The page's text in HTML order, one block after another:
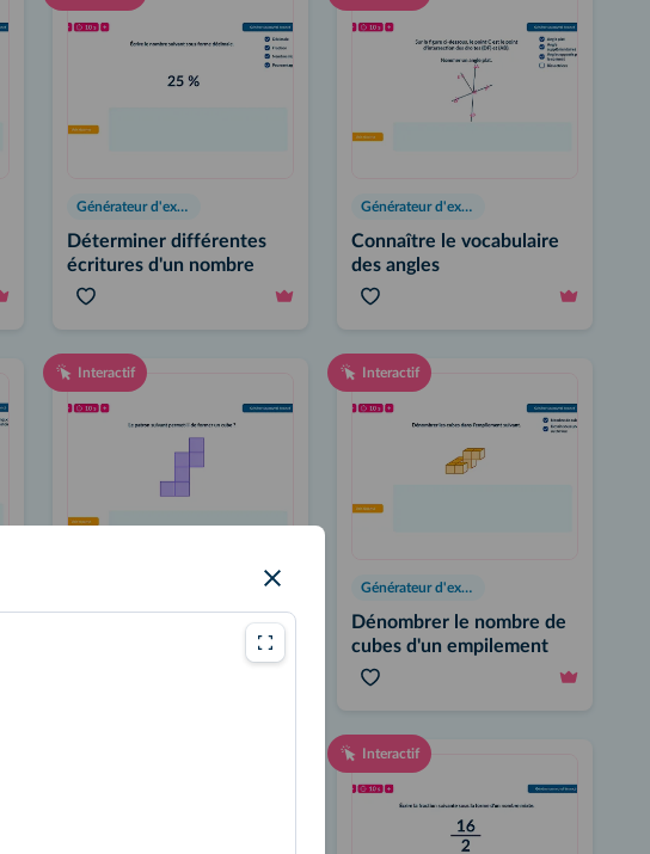
Générateur d'exercices
Déterminer différentes
écritures d'un nombre
Générateur d'exercices
Connaître le vocabulaire
des angles
Interactif
Reconnaître un patron de
Interactif
Générateur d'exercices
Dénombrer le nombre de
cubes d'un empilement
Interactif